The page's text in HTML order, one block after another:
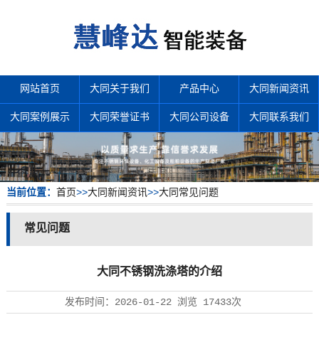
网站首页 大同关于我们 产品中心 大同新闻资讯
大同案例展示 大同荣誉证书 大同公司设备 大同联系我们
当前位置： 首页>>大同新闻资讯>>大同常见问题
常见问题
大同不锈钢洗涤塔的介绍
发布时间： 2026-01-22浏览 17433次